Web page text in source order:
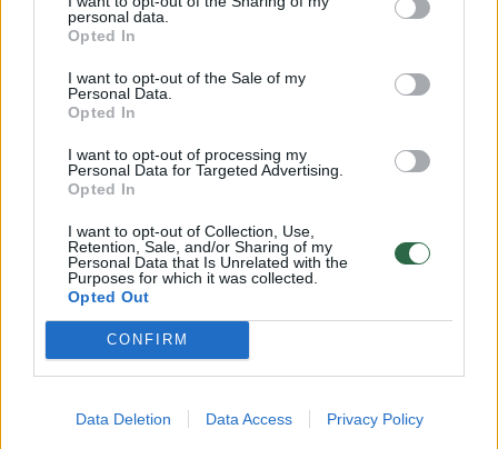
personal data.
Opted In
I want to opt-out of the Sale of my
Personal Data.
Opted In
I want to opt-out of processing my
Personal Data for Targeted Advertising.
Opted In
I want to opt-out of Collection, Use,
Retention, Sale, and/or Sharing of my
Personal Data that Is Unrelated with the
Purposes for which it was collected.
Opted Out
CONFIRM
Data Deletion Data Access Privacy Policy
veiksnių, pakanka neinvazinių tyrimų:
– išmatų antigeno testo,
– 13C ureazės kvėpavimo testo.
Jeigu bakterija randama – gydoma, o jei
simptomai išnyksta, papildomų tyrimų gali
neprireikti.
stemplę, skrandį ir dvylikapirštę žarną.